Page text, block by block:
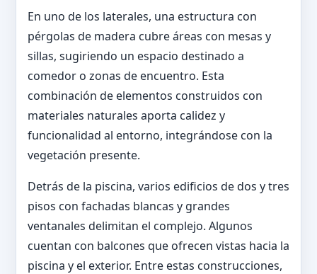
En uno de los laterales, una estructura con
pérgolas de madera cubre áreas con mesas y
sillas, sugiriendo un espacio destinado a
comedor o zonas de encuentro. Esta
combinación de elementos construidos con
materiales naturales aporta calidez y
funcionalidad al entorno, integrándose con la
vegetación presente.
Detrás de la piscina, varios edificios de dos y tres
pisos con fachadas blancas y grandes
ventanales delimitan el complejo. Algunos
cuentan con balcones que ofrecen vistas hacia la
piscina y el exterior. Entre estas construcciones,